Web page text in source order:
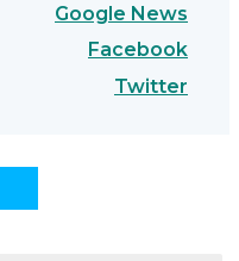
Google News
Facebook
Twitter